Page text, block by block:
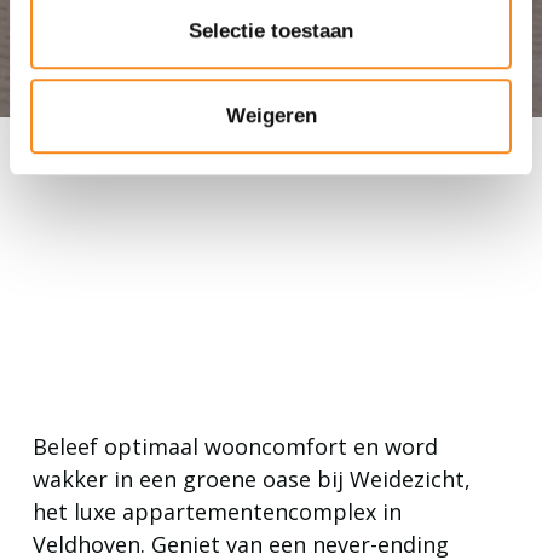
Selectie toestaan
Weigeren
Beleef optimaal wooncomfort en word
wakker in een groene oase bij Weidezicht,
het luxe appartementencomplex in
Veldhoven. Geniet van een never-ending